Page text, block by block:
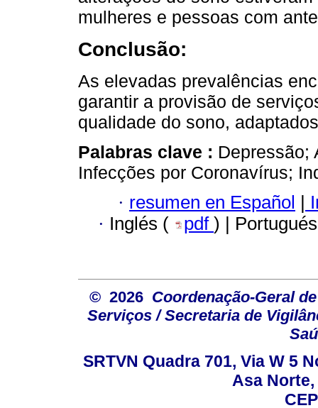
mulheres e pessoas com
Conclusão:
As elevadas prevalências
garantir a provisão de
qualidade do sono,
Palabras clave : Depressão;
Infecções por Coronavírus;
· resumen en Español
· Inglés ( pdf ) |
© 2026 Coordenação-Geral
Serviços / Secretaria de
SRTVN Quadra 701, Via W 5
Asa